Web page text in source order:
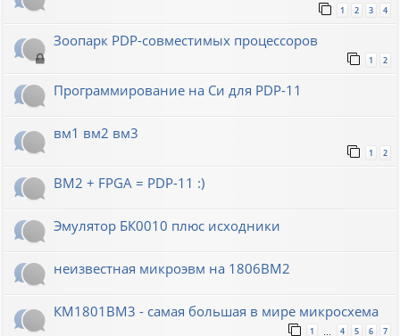
1 2 3 4
Зоопарк PDP-совместимых процессоров
1 2
Программирование на Си для PDP-11
вм1 вм2 вм3
1 2
ВМ2 + FPGA = PDP-11 :)
Эмулятор БК0010 плюс исходники
неизвестная микроэвм на 1806ВМ2
КМ1801ВМ3 - самая большая в мире микросхема
1 … 4 5 6 7